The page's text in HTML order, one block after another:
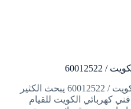
فني كهربائي/ كهربائي منازل الكويت / 60012522 يبحث الكثير
كهربائي الكويت للقيام